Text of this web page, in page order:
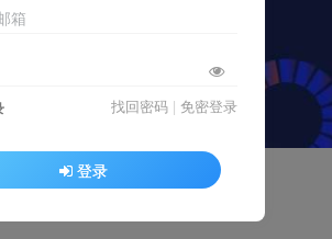
箱
找回密码 | 免密登录
登录